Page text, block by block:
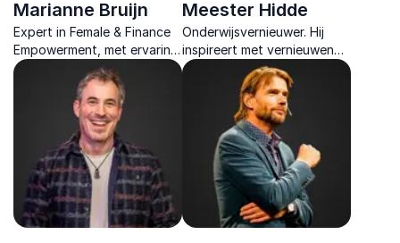
Marianne Bruijn
Expert in Female & Finance
Empowerment, met ervaring
in corporate management
en SDG-leiderschap.
Meester Hidde
Onderwijsvernieuwer. Hij
inspireert met vernieuwende
onderwijsideeën, tools en
verhalen die
kansengelijkheid en
innovatie tastbaar maken.